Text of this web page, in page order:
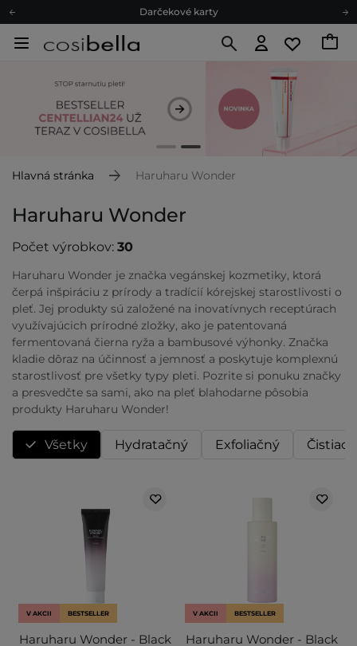
Ekologické balenie
Odmeňovací program
Ekologické balenie
Hlavná stránka Haruharu Wonder
Haruharu Wonder
Počet výrobkov: 30
Haruharu Wonder je značka vegánskej kozmetiky, ktorá
čerpá inšpiráciu z prírody a tradícií kórejskej starostlivosti o
pleť. Jej produkty sú založené na inovatívnych receptúrach
využívajúcich prírodné zložky, ako je patentovaná
fermentovaná čierna ryža a bambusové výhonky. Značka
kladie dôraz na účinnosť a jemnosť a poskytuje komplexnú
starostlivosť pre všetky typy pleti. Pozrite si ponuku značky
a presvedčte sa sami, ako na pleť blahodarne pôsobia
produkty Haruharu Wonder!
Všetky Hydratačný Exfoliačný Čistiaci
V AKCII BESTSELLER
Haruharu Wonder - Black
V AKCII BESTSELLER
Haruharu Wonder - Black